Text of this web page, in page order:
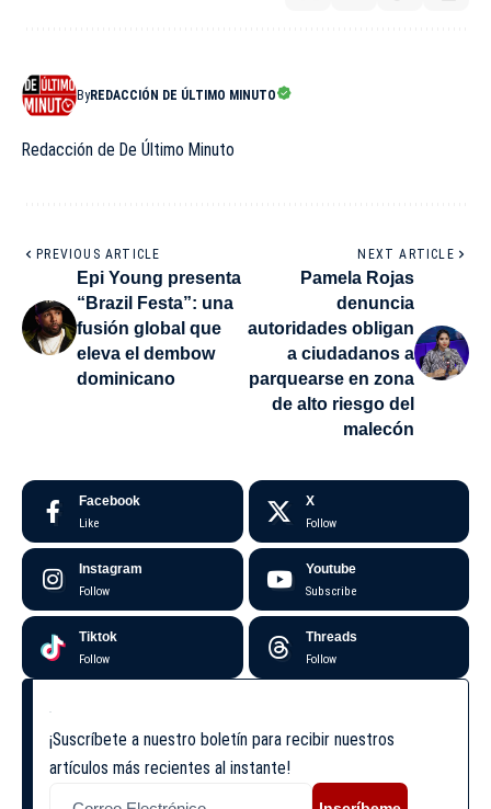
ByREDACCIÓN DE ÚLTIMO MINUTO
Redacción de De Último Minuto
PREVIOUS ARTICLE
Epi Young presenta
“Brazil Festa”: una
fusión global que
eleva el dembow
dominicano
NEXT ARTICLE
Pamela Rojas
denuncia
autoridades obligan
a ciudadanos a
parquearse en zona
de alto riesgo del
malecón
Facebook
Like
X
Follow
Instagram
Follow
Youtube
Subscribe
Tiktok
Follow
Threads
Follow
¡Suscríbete a nuestro boletín para recibir nuestros
artículos más recientes al instante!